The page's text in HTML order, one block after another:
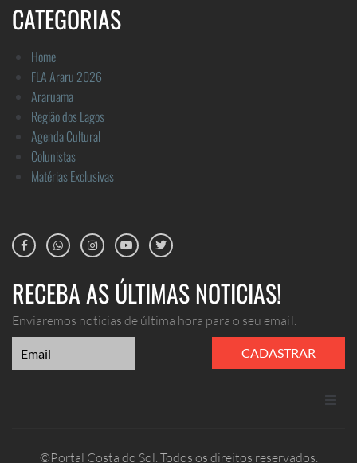
CATEGORIAS
Home
FLA Araru 2026
Araruama
Região dos Lagos
Agenda Cultural
Colunistas
Matérias Exclusivas
RECEBA AS ÚLTIMAS NOTICIAS!
Enviaremos noticias de última hora para o seu email.
CADASTRAR
©Portal Costa do Sol. Todos os direitos reservados.